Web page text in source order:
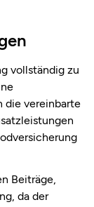
vollständig zu
die vereinbarte
Beiträge,
da der